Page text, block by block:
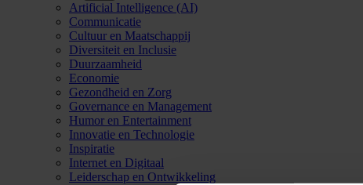
Artificial Intelligence (AI)
Communicatie
Cultuur en Maatschappij
Diversiteit en Inclusie
Duurzaamheid
Economie
Gezondheid en Zorg
Governance en Management
Humor en Entertainment
Innovatie en Technologie
Inspiratie
Internet en Digitaal
Leiderschap en Ontwikkeling